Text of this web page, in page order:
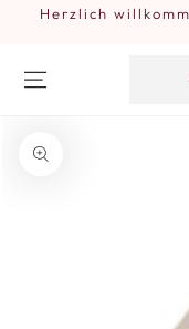
ZUM INHALT
Herzlich
SPRINGEN